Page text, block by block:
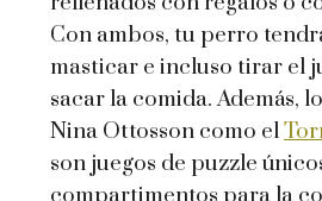
Con ambos, tu perro
masticar e incluso tirar el
sacar la comida. Además,
Nina Ottosson como el
son juegos de puzzle
compartimentos para la